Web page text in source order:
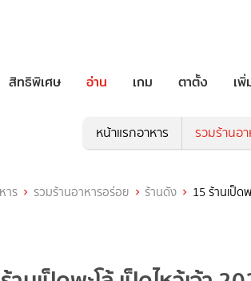
สิทธิพิเศษ อ่าน เกม ตาตั้ง เพิ่
หน้าแรกอาหาร รวมร้านอ
าร รวมร้านอาหารอร่อย ร้านดัง 15 ร้านเป็ด